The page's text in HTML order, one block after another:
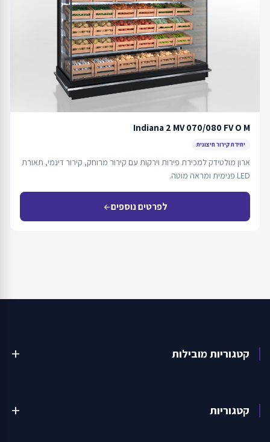
Indiana 2 MV 070/080 FV O M
יחידת קירור חיצונית
ארון מולטידק למכירת פירות וירקות עם קירור מרוחק, קירור דינמי, תאורת
LED פנימית ומראה מוטה.
לפרטים נוספיםarrow_back
קטגוריות מובילות add
קטגוריות add